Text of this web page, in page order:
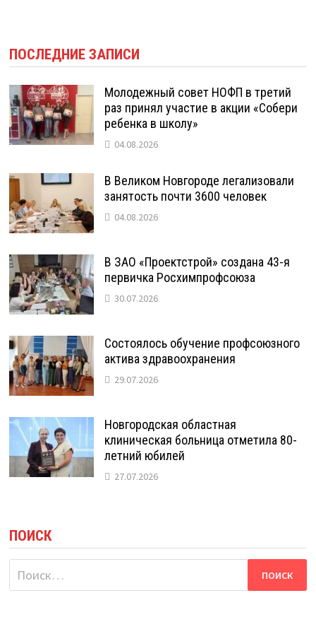
ПОСЛЕДНИЕ ЗАПИСИ
Молодежный совет НОФП в третий
раз принял участие в акции «Собери
ребенка в школу»
04.08.2026
В Великом Новгороде легализовали
занятость почти 3600 человек
04.08.2026
В ЗАО «Проектстрой» создана 43-я
первичка Росхимпрофсоюза
30.07.2026
Состоялось обучение профсоюзного
актива здравоохранения
29.07.2026
Новгородская областная
клиническая больница отметила 80-
летний юбилей
27.07.2026
ПОИСК
Найти: